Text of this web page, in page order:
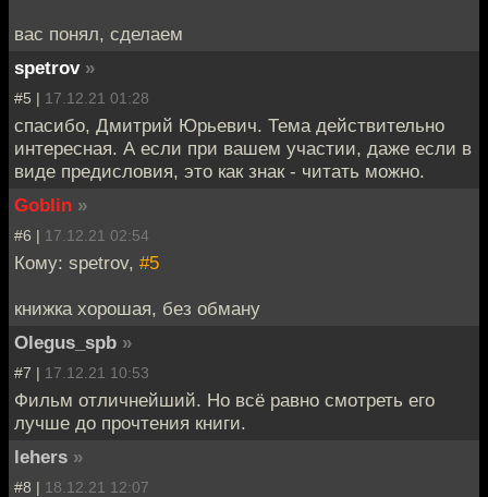
вас понял, сделаем
spetrov »
#5 | 17.12.21 01:28
спасибо, Дмитрий Юрьевич. Тема действительно
интересная. А если при вашем участии, даже если в
виде предисловия, это как знак - читать можно.
Goblin »
#6 | 17.12.21 02:54
Кому: spetrov, #5
книжка хорошая, без обману
Olegus_spb »
#7 | 17.12.21 10:53
Фильм отличнейший. Но всё равно смотреть его
лучше до прочтения книги.
lehers »
#8 | 18.12.21 12:07